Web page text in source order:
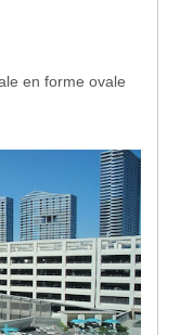
en forme ovale